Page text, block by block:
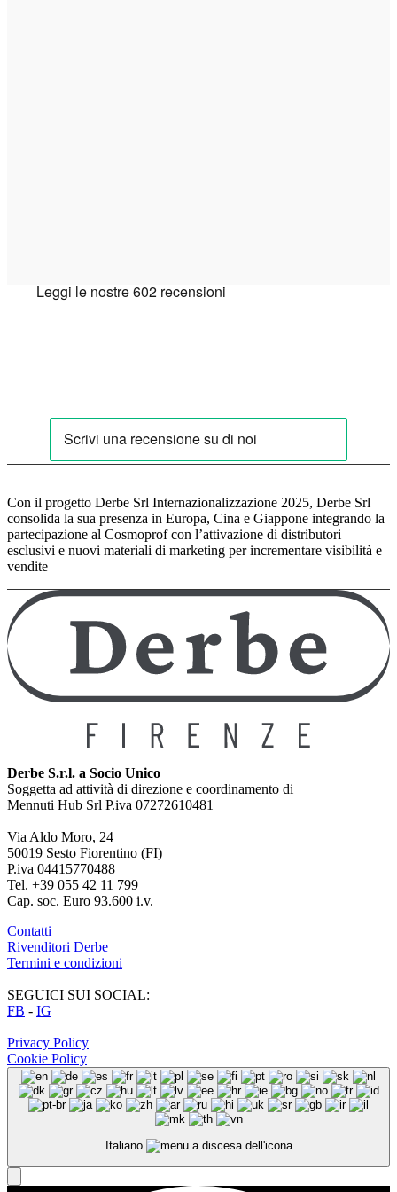
Con il progetto Derbe Srl Internazionalizzazione 2025, Derbe Srl
consolida la sua presenza in Europa, Cina e Giappone integrando la
partecipazione al Cosmoprof con l’attivazione di distributori
esclusivi e nuovi materiali di marketing per incrementare visibilità e
vendite
Derbe S.r.l. a Socio Unico
Soggetta ad attività di direzione e coordinamento di
Mennuti Hub Srl P.iva 07272610481
Via Aldo Moro, 24
50019 Sesto Fiorentino (FI)
P.iva 04415770488
Tel. +39 055 42 11 799
Cap. soc. Euro 93.600 i.v.
Contatti
Rivenditori Derbe
Termini e condizioni
SEGUICI SUI SOCIAL:
FB - IG
Privacy Policy
Cookie Policy
Italiano